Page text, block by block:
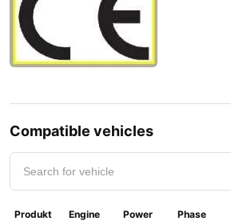
Compatible vehicles
Produkt Engine Power Phase